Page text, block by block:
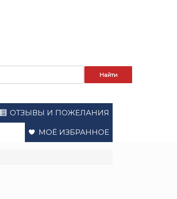
ОТЗЫВЫ И ПОЖЕЛАНИЯ
МОЁ ИЗБРАННОЕ